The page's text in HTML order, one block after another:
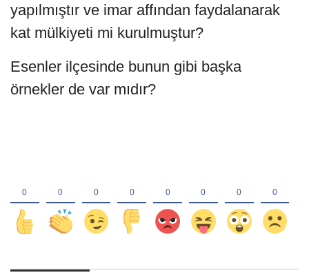
yapılmıştır ve imar affından faydalanarak
kat mülkiyeti mi kurulmuştur?
Esenler ilçesinde bunun gibi başka
örnekler de var mıdır?